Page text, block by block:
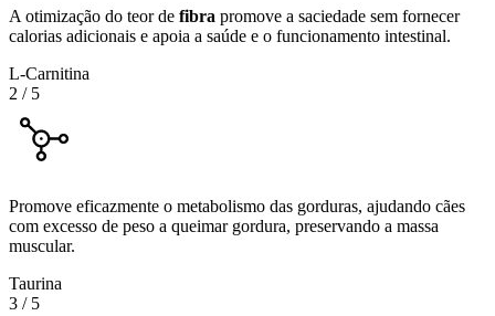
A otimização do teor de fibra promove a saciedade sem fornecer
calorias adicionais e apoia a saúde e o funcionamento intestinal.
L-Carnitina
2 / 5
Promove eficazmente o metabolismo das gorduras, ajudando cães
com excesso de peso a queimar gordura, preservando a massa
muscular.
Taurina
3 / 5